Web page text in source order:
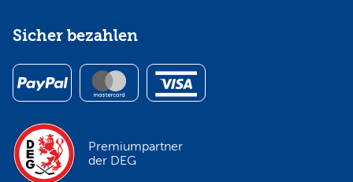
Sicher bezahlen
Premiumpartner
der DEG